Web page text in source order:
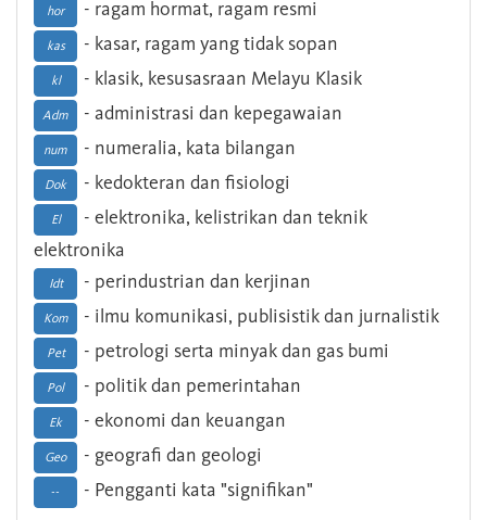
hor - ragam hormat, ragam resmi
kas - kasar, ragam yang tidak sopan
kl - klasik, kesusasraan Melayu Klasik
Adm - administrasi dan kepegawaian
num - numeralia, kata bilangan
Dok - kedokteran dan fisiologi
El
- elektronika, kelistrikan dan teknik
elektronika
Idt - perindustrian dan kerjinan
Kom - ilmu komunikasi, publisistik dan jurnalistik
Pet - petrologi serta minyak dan gas bumi
Pol - politik dan pemerintahan
Ek - ekonomi dan keuangan
Geo - geografi dan geologi
-- - Pengganti kata "signifikan"